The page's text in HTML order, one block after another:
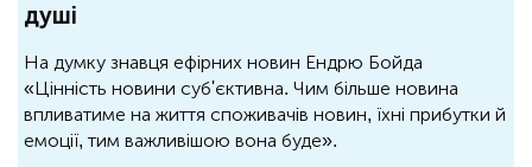
душі
На думку знавця ефірних новин Ендрю Бойда
«Цінність новини суб'єктивна. Чим більше новина
впливатиме на життя споживачів новин, їхні прибутки й
емоції, тим важливішою вона буде».